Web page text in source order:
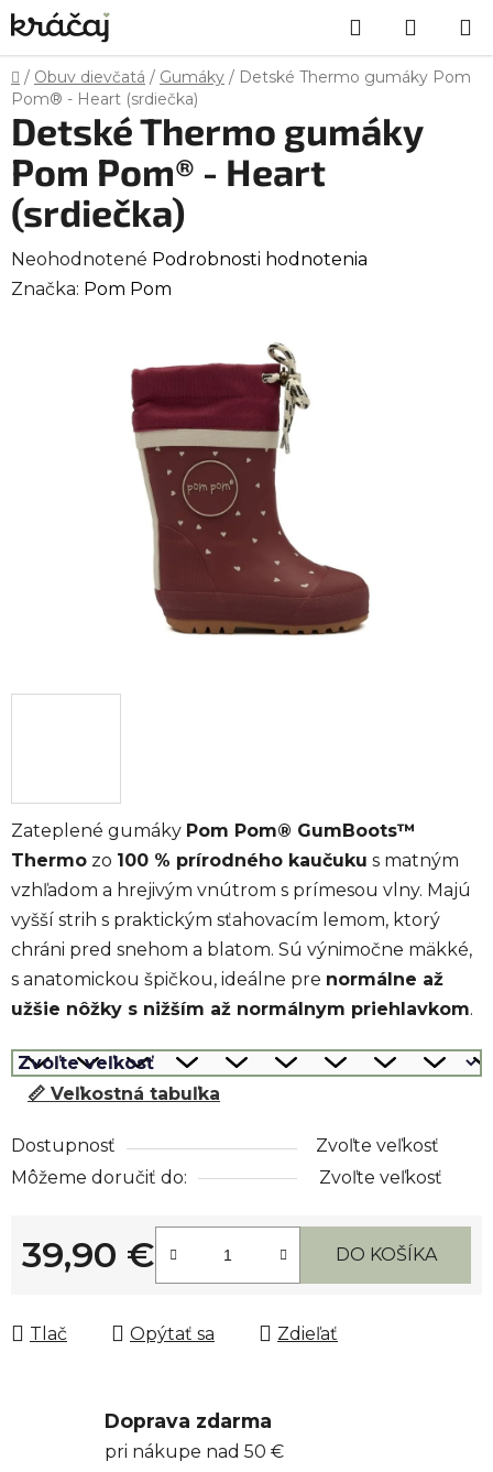
Prejsť
na
obsah
Hľadať
KOŠÍK
Domov
/ Obuv dievčatá / Gumáky / Detské Thermo gumáky Pom
Pom® - Heart (srdiečka)
Zateplené gumáky Pom Pom® GumBoots™
Thermo zo 100 % prírodného kaučuku s matným
vzhľadom a hrejivým vnútrom s prímesou vlny. Majú
vyšší strih s praktickým sťahovacím lemom, ktorý
chráni pred snehom a blatom. Sú výnimočne mäkké,
s anatomickou špičkou, ideálne pre normálne až
užšie nôžky s nižším až normálnym priehlavkom.
📏 Veľkostná tabuľka
Dostupnosť
Zvoľte veľkosť
Môžeme doručiť do:
Zvoľte veľkosť
39,90 €
Jednotková cena:
DO KOŠÍKA
Tlač Opýtať sa Zdieľať
Detské Thermo gumáky
Pom Pom® - Heart
(srdiečka)
Priemerné
hodnotenie
Neohodnotené Podrobnosti hodnotenia
Značka: Pom Pom
Doprava zdarma
pri nákupe nad 50 €